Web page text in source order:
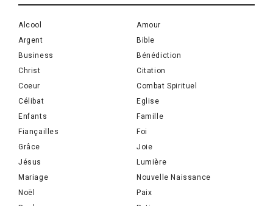
Alcool
Amour
Argent
Bible
Business
Bénédiction
Christ
Citation
Coeur
Combat Spirituel
Célibat
Eglise
Enfants
Famille
Fiançailles
Foi
Grâce
Joie
Jésus
Lumière
Mariage
Nouvelle Naissance
Noël
Paix